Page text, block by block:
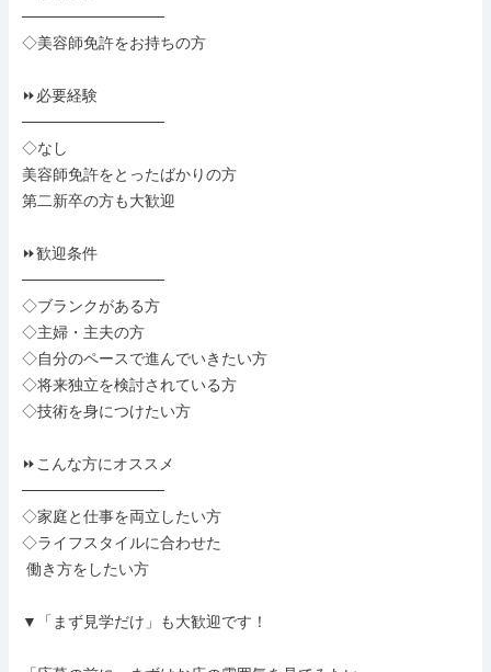
─────────────
◇美容師免許をお持ちの方
⏩必要経験
─────────────
◇なし
美容師免許をとったばかりの方
第二新卒の方も大歓迎
⏩歓迎条件
─────────────
◇ブランクがある方
◇主婦・主夫の方
◇自分のペースで進んでいきたい方
◇将来独立を検討されている方
◇技術を身につけたい方
⏩こんな方にオススメ
─────────────
◇家庭と仕事を両立したい方
◇ライフスタイルに合わせた
▼「まず見学だけ」も大歓迎です！